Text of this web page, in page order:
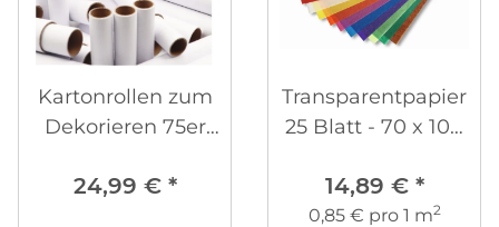
Kartonrollen zum
Dekorieren 75er
24,99 € *
Transparentpapier
25 Blatt - 70 x 100
14,89 € *
0,85 € pro 1 m2